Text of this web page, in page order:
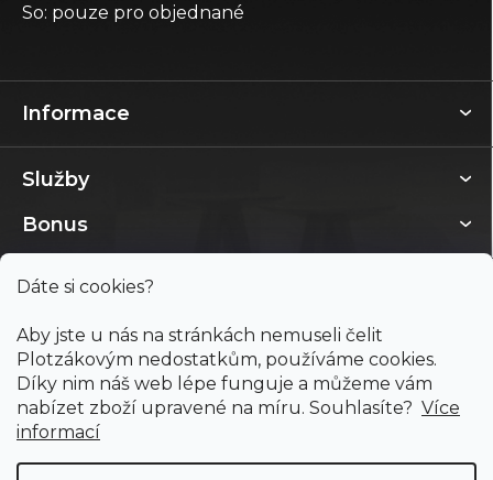
Dáte si cookies?
Aby jste u nás na stránkách nemuseli čelit
Plotzákovým nedostatkům, používáme cookies.
Díky nim náš web lépe funguje a můžeme vám
nabízet zboží upravené na míru. Souhlasíte? Více
informací
Informace
Služby
Bonus
So: pouze pro objednané